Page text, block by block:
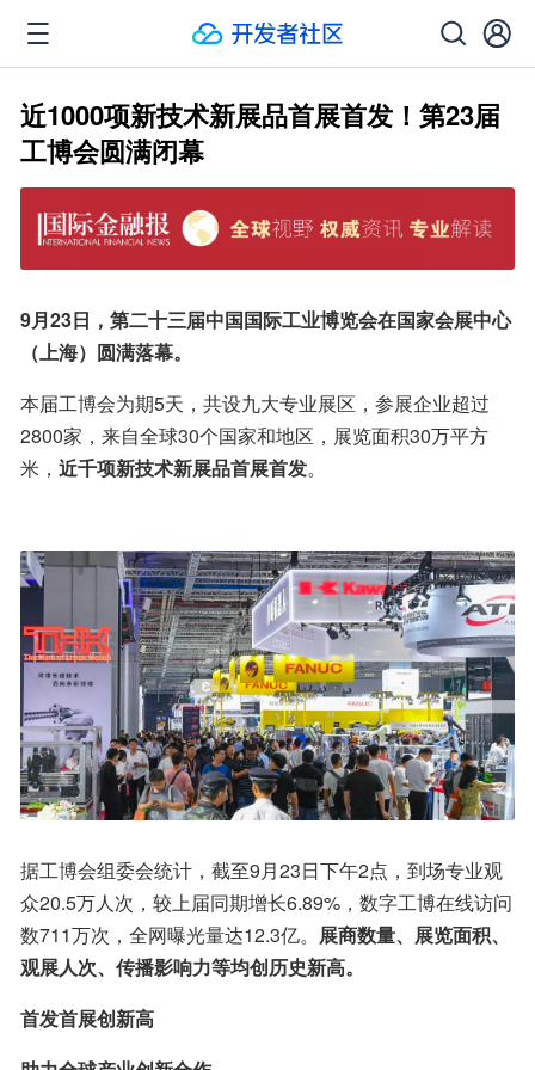
近1000项新技术新展品首展首发！第23届
工博会圆满闭幕
9月23日，第二十三届中国国际工业博览会在国家会展中心
（上海）圆满落幕。
本届工博会为期5天，共设九大专业展区，参展企业超过
2800家，来自全球30个国家和地区，展览面积30万平方
米， 近千项新技术新展品首展首发。
据工博会组委会统计，截至9月23日下午2点，到场专业观
众20.5万人次，较上届同期增长6.89%，数字工博在线访问
数711万次，全网曝光量达12.3亿。 展商数量、展览面积、
观展人次、传播影响力等均创历史新高。
首发首展创新高